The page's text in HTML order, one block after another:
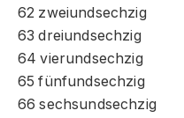
62 zweiundsechzig
63 dreiundsechzig
64 vierundsechzig
65 fünfundsechzig
66 sechsundsechzig